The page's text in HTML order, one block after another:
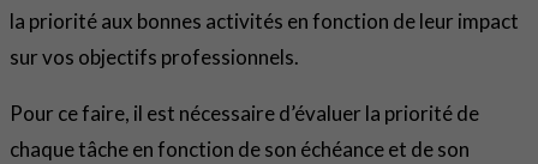
la priorité aux bonnes activités en fonction de leur impact
sur vos objectifs professionnels.
Pour ce faire, il est nécessaire d’évaluer la priorité de
chaque tâche en fonction de son échéance et de son